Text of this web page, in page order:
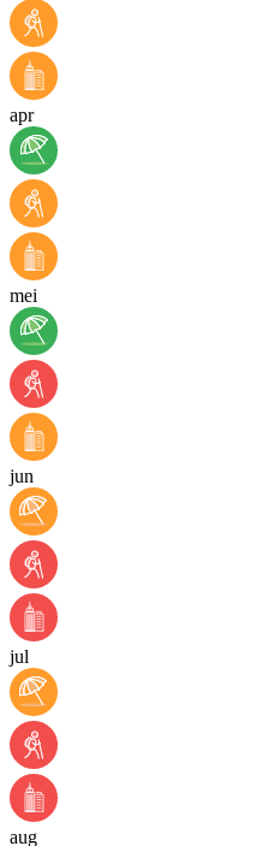
apr
mei
jun
jul
aug